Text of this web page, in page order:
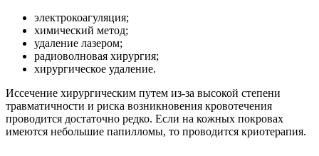
электрокоагуляция;
химический метод;
удаление лазером;
радиоволновая хирургия;
хирургическое удаление.
Иссечение хирургическим путем из-за высокой степени
травматичности и риска возникновения кровотечения
проводится достаточно редко. Если на кожных покровах
имеются небольшие папилломы, то проводится криотерапия.